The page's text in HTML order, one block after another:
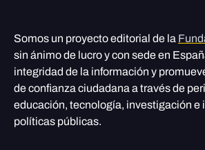
Somos un proyecto editorial de la
sin ánimo de lucro y con sede en
integridad de la información y
de confianza ciudadana a través de
educación, tecnología, investigación e
políticas públicas.